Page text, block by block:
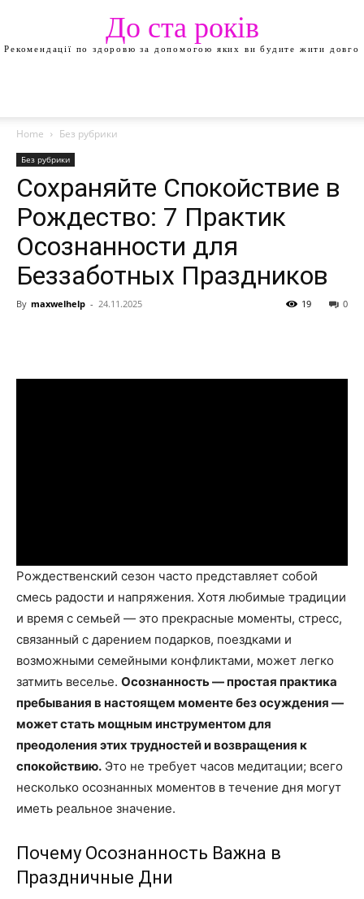
До ста років
Рекомендації по здоровю за допомогою яких ви будите жити довго
Home Без рубрики
Без рубрики
Сохраняйте Спокойствие в
Рождество: 7 Практик
Осознанности для
Беззаботных Праздников
By maxwelhelp - 24.11.2025 0
19
Рождественский сезон часто представляет собой
смесь радости и напряжения. Хотя любимые традиции
и время с семьей — это прекрасные моменты, стресс,
связанный с дарением подарков, поездками и
возможными семейными конфликтами, может легко
затмить веселье. Осознанность — простая практика
пребывания в настоящем моменте без осуждения —
может стать мощным инструментом для
преодоления этих трудностей и возвращения к
спокойствию. Это не требует часов медитации; всего
несколько осознанных моментов в течение дня могут
иметь реальное значение.
Почему Осознанность Важна в
Праздничные Дни